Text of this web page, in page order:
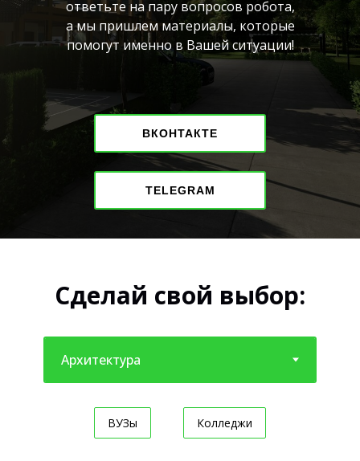
ответьте на пару вопросов робота,
а мы пришлем материалы, которые
помогут именно в Вашей ситуации!
ВКОНТАКТЕ
TELEGRAM
Сделай свой выбор:
ВУЗы Колледжи